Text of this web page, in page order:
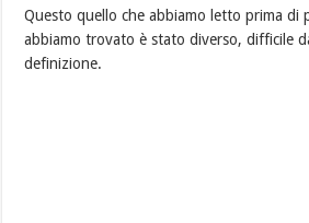
Questo quello che abbiamo letto prima di
abbiamo trovato è stato diverso, difficile
definizione.